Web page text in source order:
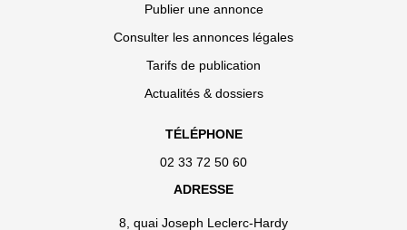
Publier une annonce
Consulter les annonces légales
Tarifs de publication
Actualités & dossiers
TÉLÉPHONE
02 33 72 50 60
ADRESSE
8, quai Joseph Leclerc-Hardy